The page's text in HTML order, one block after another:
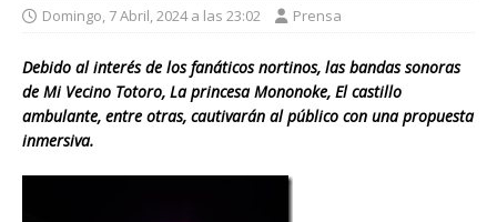
Domingo, 7 Abril, 2024 a las 23:02 Prensa
Debido al interés de los fanáticos nortinos, las bandas sonoras
de Mi Vecino Totoro, La princesa Mononoke, El castillo
ambulante, entre otras, cautivarán al público con una propuesta
inmersiva.